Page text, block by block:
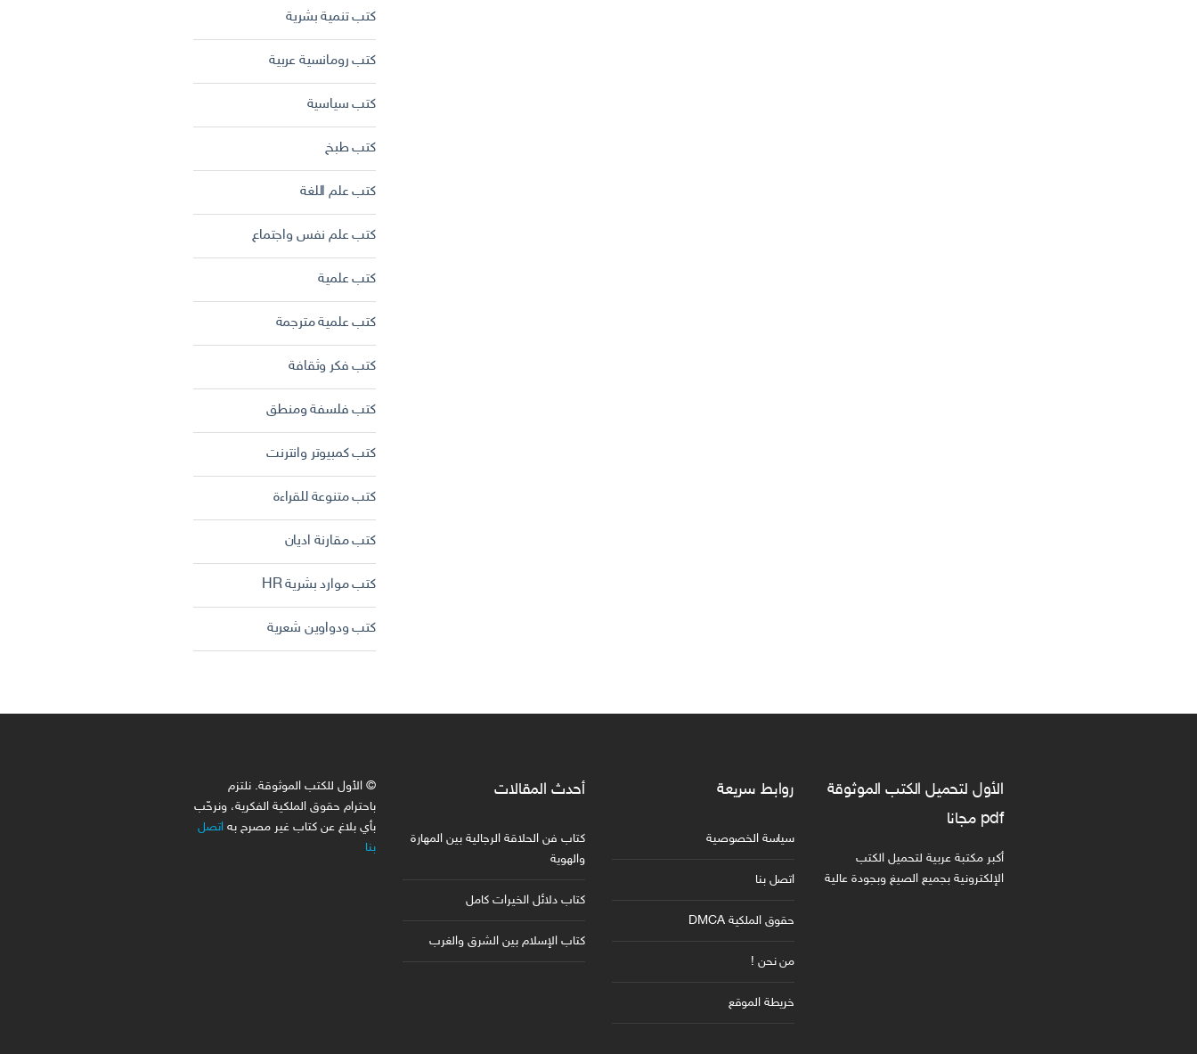
كتب تنمية بشرية
كتب رومانسية عربية
كتب سياسية
كتب طبخ
كتب علم اللغة
كتب علم نفس واجتماع
كتب علمية
كتب علمية مترجمة
كتب فكر وثقافة
كتب فلسفة ومنطق
كتب كمبيوتر وانترنت
كتب متنوعة للقراءة
كتب مقارنة اديان
كتب موارد بشرية HR
كتب ودواوين شعرية
الأول لتحميل الكتب الموثوقة
pdf مجانا
أكبر مكتبة عربية لتحميل الكتب
الإلكترونية بجميع الصيغ وبجودة عالية
روابط سريعة
سياسة الخصوصية
اتصل بنا
حقوق الملكية DMCA
من نحن !
خريطة الموقع
أحدث المقالات
كتاب فن الحلاقة الرجالية بين المهارة
والهوية
كتاب دلائل الخيرات كامل
كتاب الإسلام بين الشرق والغرب
© الأول للكتب الموثوقة. نلتزم
باحترام حقوق الملكية الفكرية، ونرحّب
بأي بلاغ عن كتاب غير مصرح به اتصل
بنا